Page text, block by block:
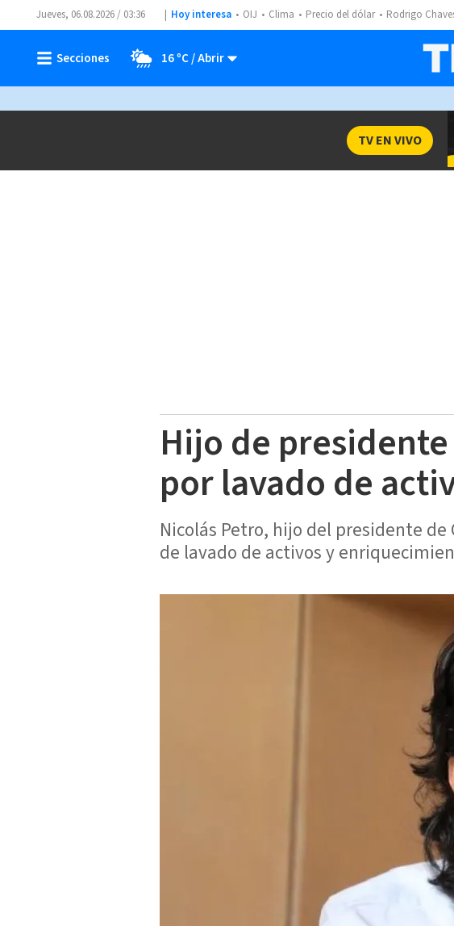
Jueves, 06.08.2026 / 03:36 Hoy interesa OIJ Clima Precio del dólar Rodrigo
16 ºC
TV EN VIVO
Hijo de
por lavado de
Nicolás Petro, hijo del presidente
de lavado de activos y